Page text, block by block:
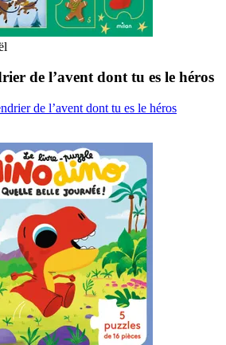
de l’avent dont tu es le héros
de l’avent dont tu es le héros